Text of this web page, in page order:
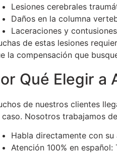
Lesiones cerebrales
Daños en la columna
Laceraciones y
de estas lesiones
la compensación que
Qué Elegir a
de nuestros clientes
caso. Nosotros trabajamos
Habla directamente con
Atención 100% en